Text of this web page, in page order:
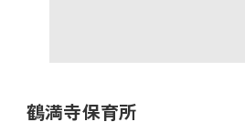
鶴満寺保育所